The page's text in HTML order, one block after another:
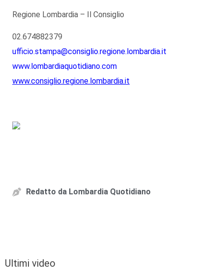
Regione Lombardia – Il Consiglio
02.674882379
ufficio.stampa@consiglio.regione.lombardia.it
www.lombardiaquotidiano.com
www.consiglio.regione.lombardia.it
Redatto da Lombardia Quotidiano
Ultimi video